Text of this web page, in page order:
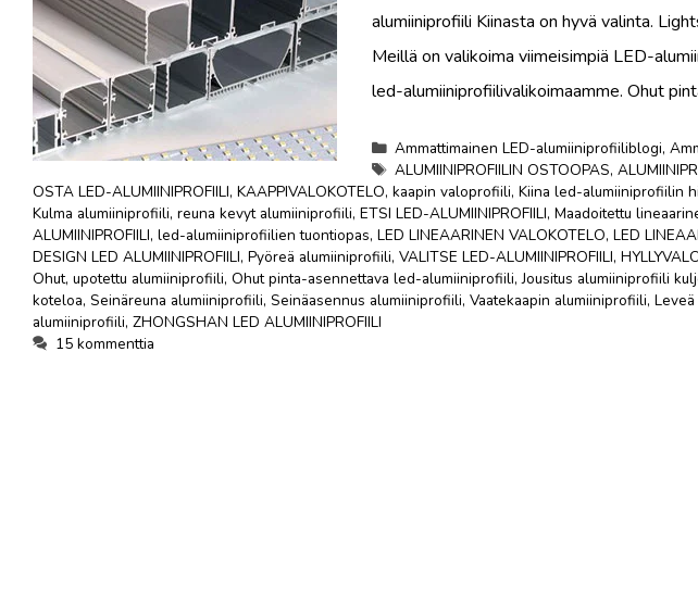
alumiiniprofiili Kiinasta on hyvä valinta.
Meillä on valikoima viimeisimpiä LED-
led-alumiiniprofiilivalikoimaamme. Ohut
Luokat
Ammattimainen LED-alumiiniprofiiliblogi,
Tunnisteet
ALUMIINIPROFIILIN OSTOOPAS,
OSTA LED-ALUMIINIPROFIILI, KAAPPIVALOKOTELO, kaapin valoprofiili, Kiina led-alumiiniprofiilin
Kulma alumiiniprofiili, reuna kevyt alumiiniprofiili, ETSI LED-ALUMIINIPROFIILI, Maadoitettu
ALUMIINIPROFIILI, led-alumiiniprofiilien tuontiopas, LED LINEAARINEN VALOKOTELO, LED
DESIGN LED ALUMIINIPROFIILI, Pyöreä alumiiniprofiili, VALITSE LED-ALUMIINIPROFIILI,
Ohut, upotettu alumiiniprofiili, Ohut pinta-asennettava led-alumiiniprofiili,Jousitus alumiiniprofiili
koteloa, Seinäreuna alumiiniprofiili, Seinäasennus alumiiniprofiili, Vaatekaapin alumiiniprofiili,
alumiiniprofiili, ZHONGSHAN LED ALUMIINIPROFIILI
15 kommenttia